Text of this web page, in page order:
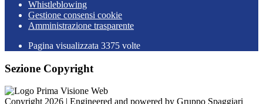
Whistleblowing
Gestione consensi cookie
Amministrazione trasparente
Pagina visualizzata 3375 volte
Sezione Copyright
Copyright 2026 | Engineered and powered by Gruppo Spaggiari